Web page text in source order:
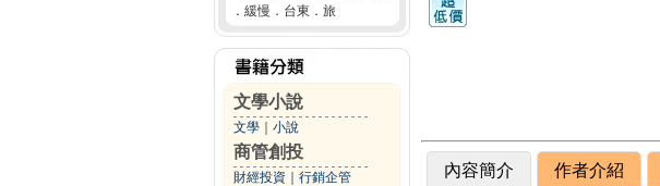
． 緩慢．台東．旅
文學小說
文學 小說
商管創投
財經投資 行銷企管 內容簡介 作者介紹